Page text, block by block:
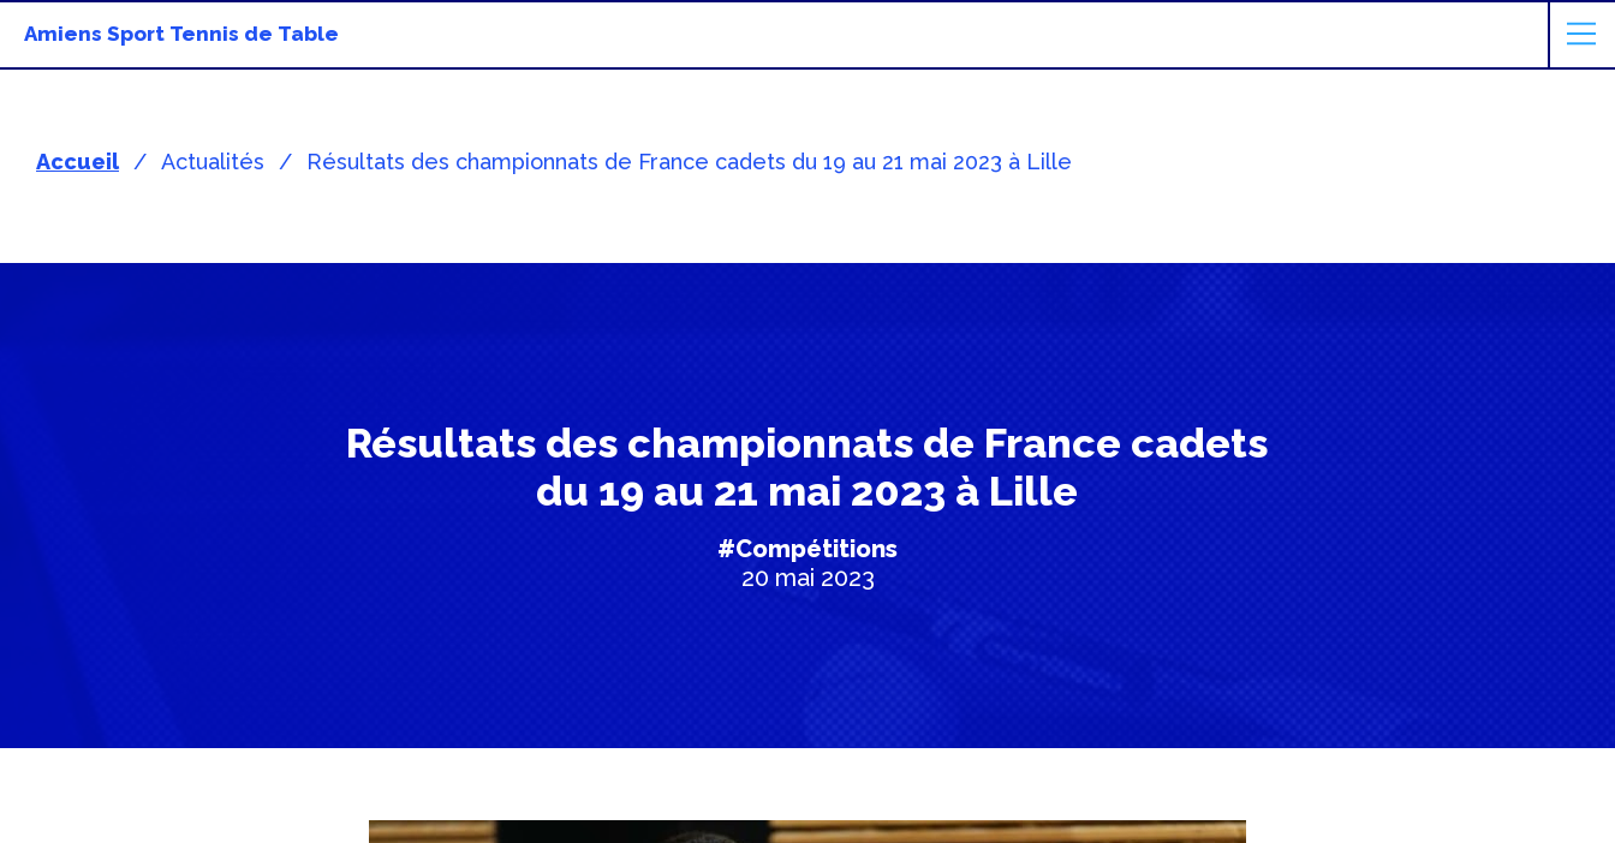
Amiens Sport Tennis de Table
Accueil Actualités Résultats des championnats de France cadets du 19 au 21 mai 2023 à Lille
Résultats des championnats de France cadets
du 19 au 21 mai 2023 à Lille
#Compétitions
20 mai 2023